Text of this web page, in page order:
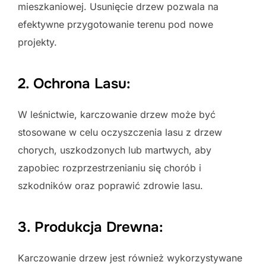
mieszkaniowej. Usunięcie drzew pozwala na
efektywne przygotowanie terenu pod nowe
projekty.
2. Ochrona Lasu:
W leśnictwie, karczowanie drzew może być
stosowane w celu oczyszczenia lasu z drzew
chorych, uszkodzonych lub martwych, aby
zapobiec rozprzestrzenianiu się chorób i
szkodników oraz poprawić zdrowie lasu.
3. Produkcja Drewna:
Karczowanie drzew jest również wykorzystywane